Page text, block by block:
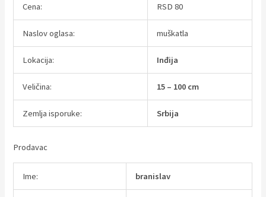
Cena: RSD 80
Naslov oglasa: muškatla
Lokacija: Inđija
Veličina: 15 – 100 cm
Zemlja isporuke: Srbija
Prodavac
Ime: branislav